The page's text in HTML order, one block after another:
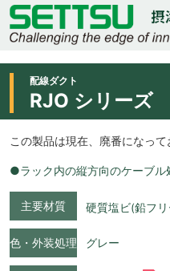
配線ダクト
RJO シリーズ
この製品は現在、廃番になって
●ラック内の縦方向のケーブル
主要材質 硬質塩ビ(鉛フ
色・外装処理 グレー